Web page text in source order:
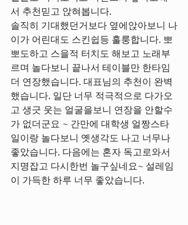
서 추천믿고 앉혀봅니다.
솔직히 기대했던거보다 옆에앉아보니 나
이가 어린대도 스킨쉽등 훌룽합니다. 뽀
뽀도하고 스을적 터치도 해보고 노래부
르며 놀다보니 끝나서 테이블만 한타임
더 연장했습니다. 대표님의 추천이 완벽
했습니다. 일단 너무 적극적으로 다가오
고 생긋 웃는 얼굴을보니 연장을 안할수
가 없더군요 ~ 간만에 대학생 얼짱스타
일이랑 놀다보니 옛생각도 나고 너무나
좋았습니다. 다음에는 혼자 독고로와서
지명잡고 다시한번 놀구싶네요~ 설레임
이 가득한 하루 너무 좋았습니다.